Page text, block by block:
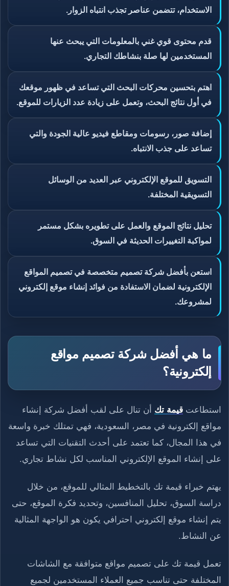
الاستخدام، تتضمن عناصر تجذب انتباه الزوار.
قدم محتوى قوي غني بالمعلومات التي يبحث عنها
المستخدمين لها صلة بنشاطك التجاري.
اهتم بتحسين محركات البحث التي تساعد في ظهور موقعك
في أول نتائج البحث، وتعمل على زيادة عدد الزيارات للموقع.
إضافة صور، رسومات ومقاطع فيديو عالية الجودة والتي
تساعد على جذب الانتباه.
التسويق للموقع الإلكتروني عبر العديد من الوسائل
التسويقية المختلفة.
تحليل نتائج الموقع والعمل على تطويره بشكل مستمر
لمواكبة التغييرات الحديثة في السوق.
استعن بأفضل شركة تصميم متخصصة في تصميم المواقع
الإلكترونية لضمان الاستفادة من فوائد إنشاء موقع إلكتروني
لمشروعك.
ما هي أفضل شركة تصميم مواقع
إلكترونية؟
استطاعت قيمة تك أن تنال على لقب أفضل شركة إنشاء
مواقع إلكترونية في مصر، السعودية، فهي تمتلك خبرة واسعة
في هذا المجال، كما تعتمد على أحدث التقنيات التي تساعد
على إنشاء الموقع الإلكتروني المناسب لكل نشاط تجاري.
يهتم خبراء قيمة تك بالتخطيط المثالي للموقع، من خلال
دراسة السوق، تحليل المنافسين، وتحديد فكرة الموقع، حتى
يتم إنشاء موقع إلكتروني احترافي يكون هو الواجهة المثالية
عن النشاط.
تعمل قيمة تك على تصميم مواقع متوافقة مع الشاشات
المختلفة حتى تناسب جميع العملاء المستخدمين لجميع